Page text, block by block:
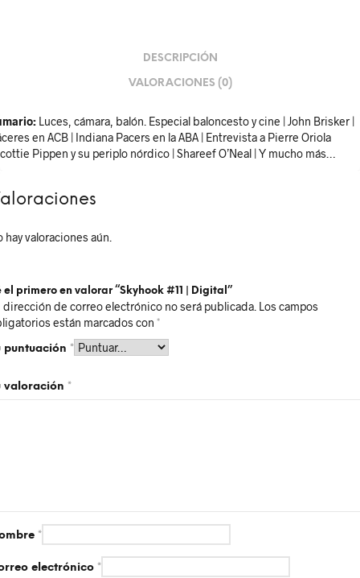
DESCRIPCIÓN
VALORACIONES (0)
Luces, cámara, balón. Especial baloncesto y cine | John Brisker |
en ACB | Indiana Pacers en la ABA | Entrevista a Pierre Oriola
Pippen y su periplo nórdico | Shareef O’Neal | Y mucho más…
hay valoraciones aún.
el primero en valorar “Skyhook #11 | Digital”
dirección de correo electrónico no será publicada. Los campos
están marcados con *
puntuación *
valoración *
*
electrónico *